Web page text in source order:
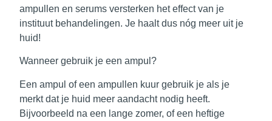
ampullen en serums versterken het effect van je
instituut behandelingen. Je haalt dus nóg meer uit je
huid!
Wanneer gebruik je een ampul?
Een ampul of een ampullen kuur gebruik je als je
merkt dat je huid meer aandacht nodig heeft.
Bijvoorbeeld na een lange zomer, of een heftige